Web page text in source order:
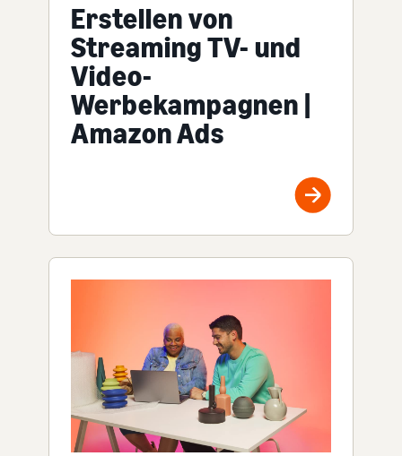
Erstellen von
Streaming TV- und
Video-
Werbekampagnen |
Amazon Ads